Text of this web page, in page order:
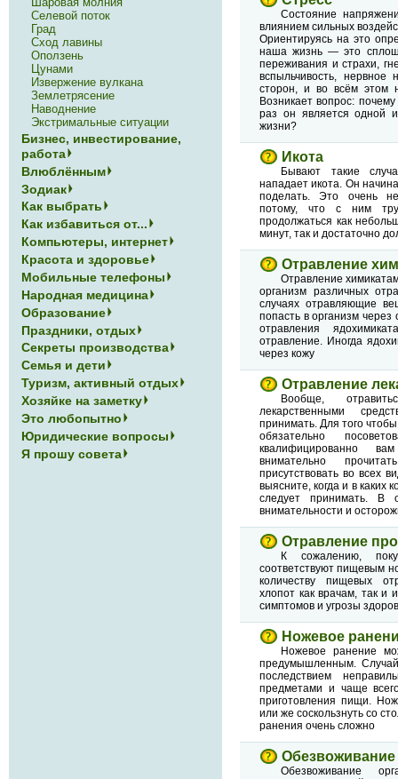
Состояние
влиянием сильных
Ориентируясь на это
наша жизнь — это
переживания и страхи,
вспыльчивость,
сторон, и во всём этом
Возникает вопрос:
раз он является одной
жизни?
Икота
Бывают такие
нападает икота. Он
поделать. Это очень
потому, что с ним
продолжаться как
минут, так и достаточно
Отравление
Отравление
организм различных
случаях отравляющие
попасть в организм
отравления
отравление. Иногда
через кожу
Отравление
Вообще,
лекарственными
принимать. Для того
обязательно
квалифицированно
внимательно
присутствовать во всех
выясните, когда и в каких
следует принимать. В
внимательности и
Отравление
К сожалению,
соответствуют пищевым
количеству пищевых
хлопот как врачам, так и
симптомов и угрозы
Ножевое
Ножевое ранение
предумышленным.
последствием
предметами и чаще
приготовления пищи.
или же соскользнуть со
ранения очень сложно
Обезвоживание
Обезвоживание
Селевой поток
Град
Сход лавины
Оползень
Цунами
Извержение вулкана
Землетрясение
Наводнение
Экстримальные ситуации
Бизнес, инвестирование,
работа
Влюблённым
Зодиак
Как выбрать
Как избавиться от...
Компьютеры, интернет
Красота и здоровье
Мобильные телефоны
Народная медицина
Образование
Праздники, отдых
Секреты производства
Семья и дети
Туризм, активный отдых
Хозяйке на заметку
Это любопытно
Юридические вопросы
Я прошу совета